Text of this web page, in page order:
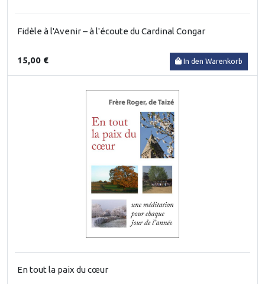
Fidèle à l'Avenir – à l'écoute du Cardinal Congar
15,00 € In den Warenkorb
En tout la paix du cœur